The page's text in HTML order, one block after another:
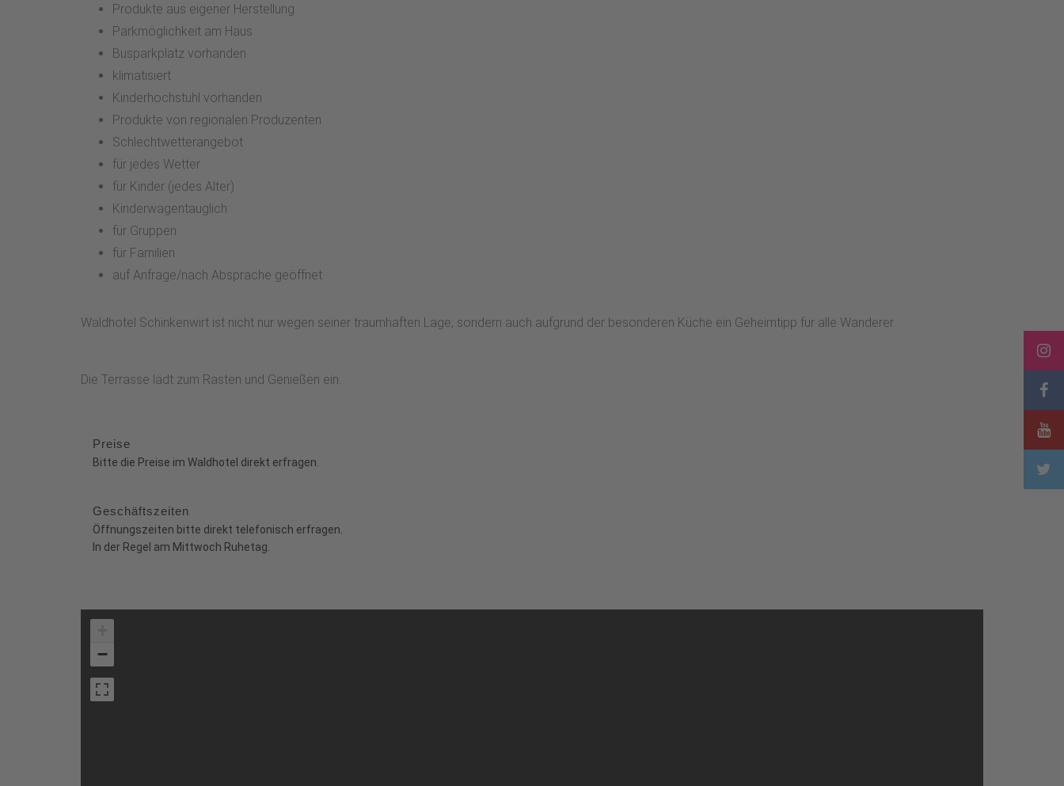
Produkte aus eigener Herstellung
Parkmöglichkeit am Haus
Busparkplatz vorhanden
klimatisiert
Kinderhochstuhl vorhanden
Produkte von regionalen Produzenten
Schlechtwetterangebot
für jedes Wetter
für Kinder (jedes Alter)
Kinderwagentauglich
für Gruppen
für Familien
auf Anfrage/nach Absprache geöffnet
Waldhotel Schinkenwirt ist nicht nur wegen seiner traumhaften Lage, sondern auch aufgrund der besonderen Küche ein Geheimtipp für alle Wanderer.
Die Terrasse lädt zum Rasten und Genießen ein.
Preise
Bitte die Preise im Waldhotel direkt erfragen.
Geschäftszeiten
Öffnungszeiten bitte direkt telefonisch erfragen.
In der Regel am Mittwoch Ruhetag.
−